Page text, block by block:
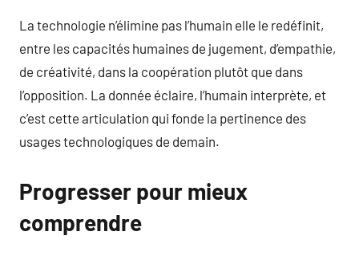
La technologie n’élimine pas l’humain elle le redéfinit,
entre les capacités humaines de jugement, d’empathie,
de créativité, dans la coopération plutôt que dans
l’opposition. La donnée éclaire, l’humain interprète, et
c’est cette articulation qui fonde la pertinence des
usages technologiques de demain.
Progresser pour mieux
comprendre